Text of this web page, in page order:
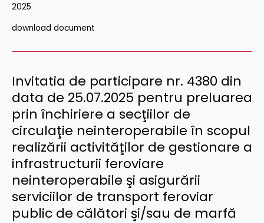
2025
download document
Invitatia de participare nr. 4380 din
data de 25.07.2025 pentru preluarea
prin închiriere a secţiilor de
circulaţie neinteroperabile în scopul
realizării activităţilor de gestionare a
infrastructurii feroviare
neinteroperabile şi asigurării
serviciilor de transport feroviar
public de călători şi/sau de marfă